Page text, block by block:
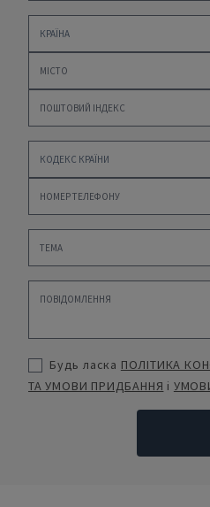
Будь ласка ПОЛІТИКА
ТА УМОВИ ПРИДБАННЯ і